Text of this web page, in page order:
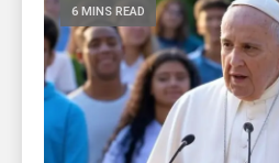
6 MINS READ